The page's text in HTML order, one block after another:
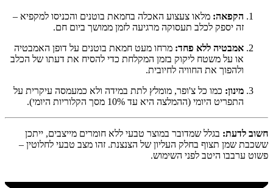
הקפאה: מלאו צעצוע האכלה בחמאת בוטנים והכניסו למקפיא –
זה יספק לכלב תעסוקה מרגיעה לזמן ממושך ביום חם.
אמבטיה ללא פחד: מרחו מעט חמאת בוטנים על דופן האמבטיה
או על משטח ליקוק בזמן המקלחת כדי להסיח את דעתו של הכלב
ולהפוך את החוויה לחיובית.
מינון: כמו כל צ'ופר, מומלץ לתת במידה ולא כמעמסה עיקרית על
התפריט היומי (ההמלצה היא עד 10% מסך הקלוריות היומי).
חשוב לדעת: בגלל שמדובר במוצר טבעי ללא חומרים מייצבים, ייתכן
ששכבת שמן תצוף בחלק העליון של הצנצנת. זהו מצב טבעי לחלוטין –
פשוט ערבבו היטב לפני השימוש.